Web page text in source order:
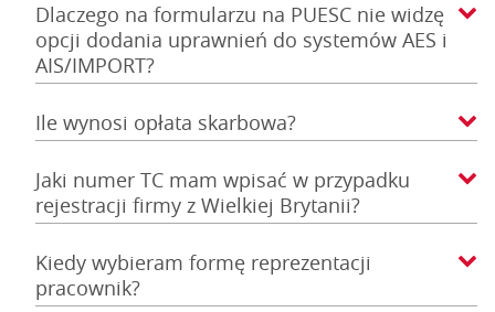
Dlaczego na formularzu na PUESC nie widzę
opcji dodania uprawnień do systemów AES i
AIS/IMPORT?
Ile wynosi opłata skarbowa?
Jaki numer TC mam wpisać w przypadku
rejestracji firmy z Wielkiej Brytanii?
Kiedy wybieram formę reprezentacji
pracownik?